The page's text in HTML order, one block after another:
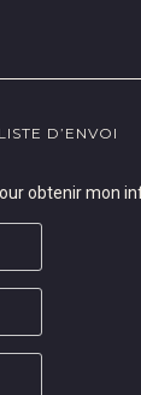
LISTE D’ENVOI
obtenir mon